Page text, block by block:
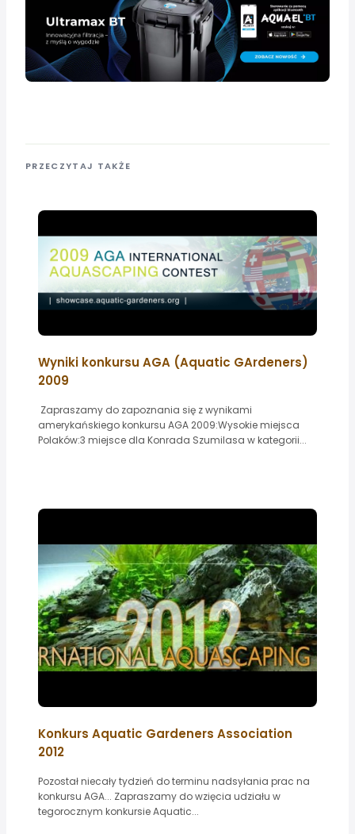
PRZECZYTAJ TAKŻE
Wyniki konkursu AGA (Aquatic GArdeners)
2009
Zapraszamy do zapoznania się z wynikami
amerykańskiego konkursu AGA 2009:Wysokie miejsca
Polaków:3 miejsce dla Konrada Szumilasa w kategorii...
Konkurs Aquatic Gardeners Association
2012
Pozostał niecały tydzień do terminu nadsyłania prac na
konkursu AGA... Zapraszamy do wzięcia udziału w
tegorocznym konkursie Aquatic...